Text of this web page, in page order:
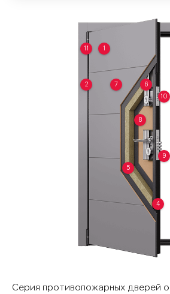
1
2
4
5
6
7
8
9
10
11
Серия противопожарных дверей